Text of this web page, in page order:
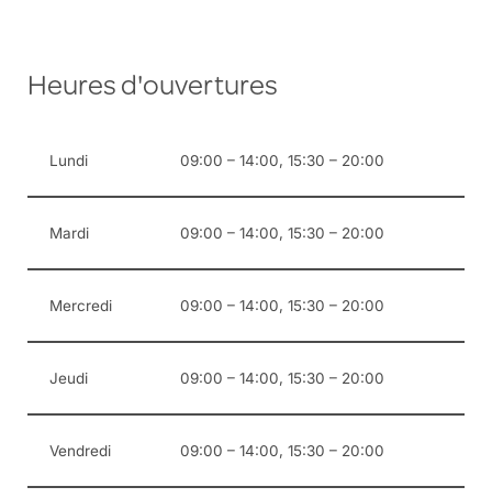
r
Heures d'ouvertures
Lundi 09:00 – 14:00, 15:30 – 20:00
Mardi 09:00 – 14:00, 15:30 – 20:00
Mercredi 09:00 – 14:00, 15:30 – 20:00
Jeudi 09:00 – 14:00, 15:30 – 20:00
Vendredi 09:00 – 14:00, 15:30 – 20:00